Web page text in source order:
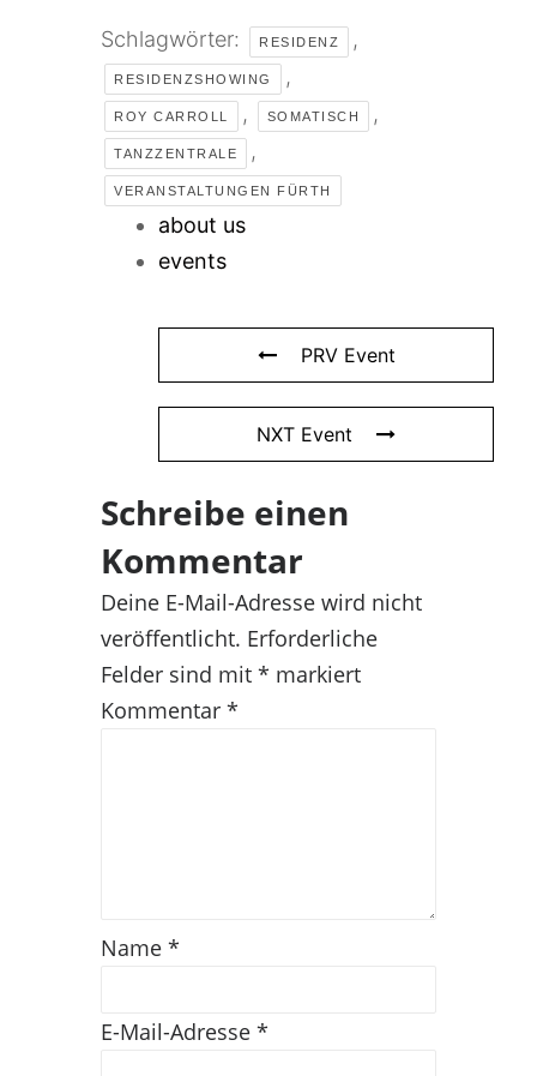
Schlagwörter: RESIDENZ ,
RESIDENZSHOWING ,
ROY CARROLL , SOMATISCH ,
TANZZENTRALE ,
VERANSTALTUNGEN FÜRTH
about us
events
PRV Event
NXT Event
Schreibe einen
Kommentar
Deine E-Mail-Adresse wird nicht
veröffentlicht. Erforderliche
Felder sind mit * markiert
Kommentar *
Name *
E-Mail-Adresse *